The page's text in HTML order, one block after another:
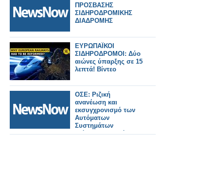
ΠΡΟΣΒΑΣΗΣ
ΣΙΔΗΡΟΔΡΟΜΙΚΗΣ
ΔΙΑΔΡΟΜΗΣ
ΕΥΡΩΠΑΪΚΟΙ
ΣΙΔΗΡΟΔΡΟΜΟΙ: Δύο
αιώνες ύπαρξης σε 15
λεπτά! Βίντεο
ΟΣΕ: Ριζική
ανανέωση και
εκσυγχρονισμό των
Αυτόματων
Συστημάτων
Ισόπεδων Διαβάσεων